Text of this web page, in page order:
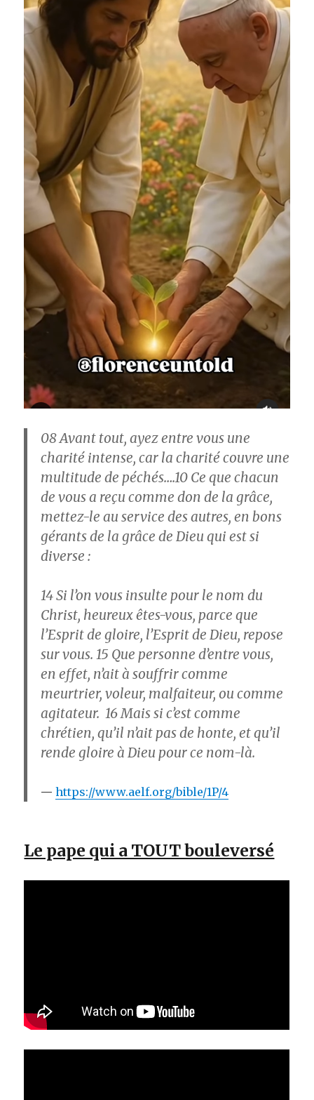
08Avant tout, ayez entre vous une
charité intense, car la charité couvre une
multitude de péchés….10 Ce que chacun
de vous a reçu comme don de la grâce,
mettez-le au service des autres, en bons
gérants de la grâce de Dieu qui est si
diverse :
14Si l’on vous insulte pour le nom du
Christ, heureux êtes-vous, parce que
l’Esprit de gloire, l’Esprit de Dieu, repose
sur vous. 15 Que personne d’entre vous,
en effet, n’ait à souffrir comme
meurtrier, voleur, malfaiteur, ou comme
agitateur. 16 Mais si c’est comme
chrétien, qu’il n’ait pas de honte, et qu’il
rende gloire à Dieu pour ce nom-là.
https://www.aelf.org/bible/1P/4
Le pape qui a TOUT bouleversé